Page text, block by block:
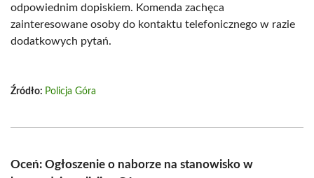
odpowiednim dopiskiem. Komenda zachęca
zainteresowane osoby do kontaktu telefonicznego w razie
dodatkowych pytań.
Źródło: Policja Góra
Oceń: Ogłoszenie o naborze na stanowisko w